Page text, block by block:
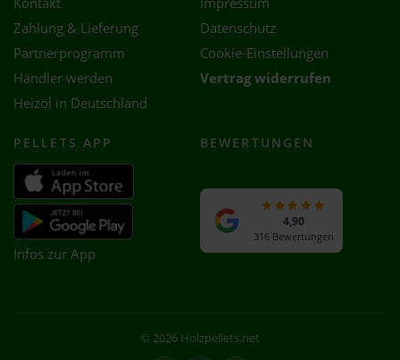
Zahlung & Lieferung
Partnerprogramm
Händler werden
Heizöl in Deutschland
Datenschutz
Cookie-Einstellungen
Vertrag widerrufen
PELLETS APP
Infos zur App
BEWERTUNGEN
4,90
316 Bewertungen
© 2026 Holzpellets.net